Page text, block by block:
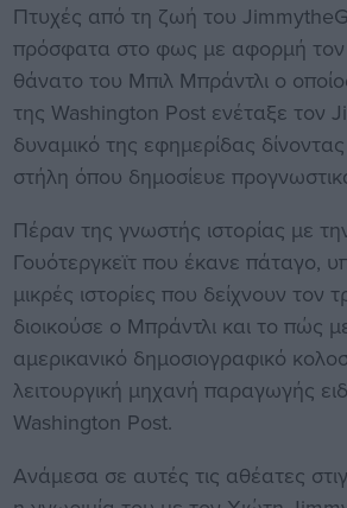
Πτυχές από τη ζωή του
πρόσφατα στο φως με αφορμή τον
θάνατο του Μπιλ Μπράντλι ο
της Washington Post ενέταξε τον
δυναμικό της εφημερίδας
στήλη όπου δημοσίευε
Πέραν της γνωστής ιστορίας με
Γουότεργκεϊτ που έκανε πάταγο,
μικρές ιστορίες που δείχνουν τον
διοικούσε ο Μπράντλι και το πώς
αμερικανικό δημοσιογραφικό
λειτουργική μηχανή παραγωγής
Washington Post.
Ανάμεσα σε αυτές τις αθέατες